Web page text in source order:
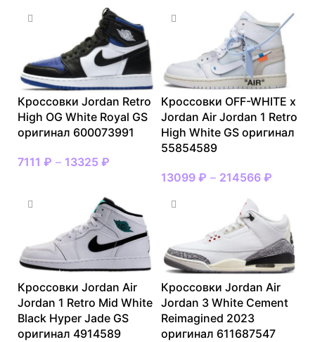
Кроссовки Jordan Retro
High OG White Royal GS
оригинал 600073991
7111 ₽ – 13325 ₽
Кроссовки OFF-WHITE x
Jordan Air Jordan 1 Retro
High White GS оригинал
55854589
13099 ₽ – 214566 ₽
Кроссовки Jordan Air
Jordan 1 Retro Mid White
Black Hyper Jade GS
оригинал 4914589
Кроссовки Jordan Air
Jordan 3 White Cement
Reimagined 2023
оригинал 611687547